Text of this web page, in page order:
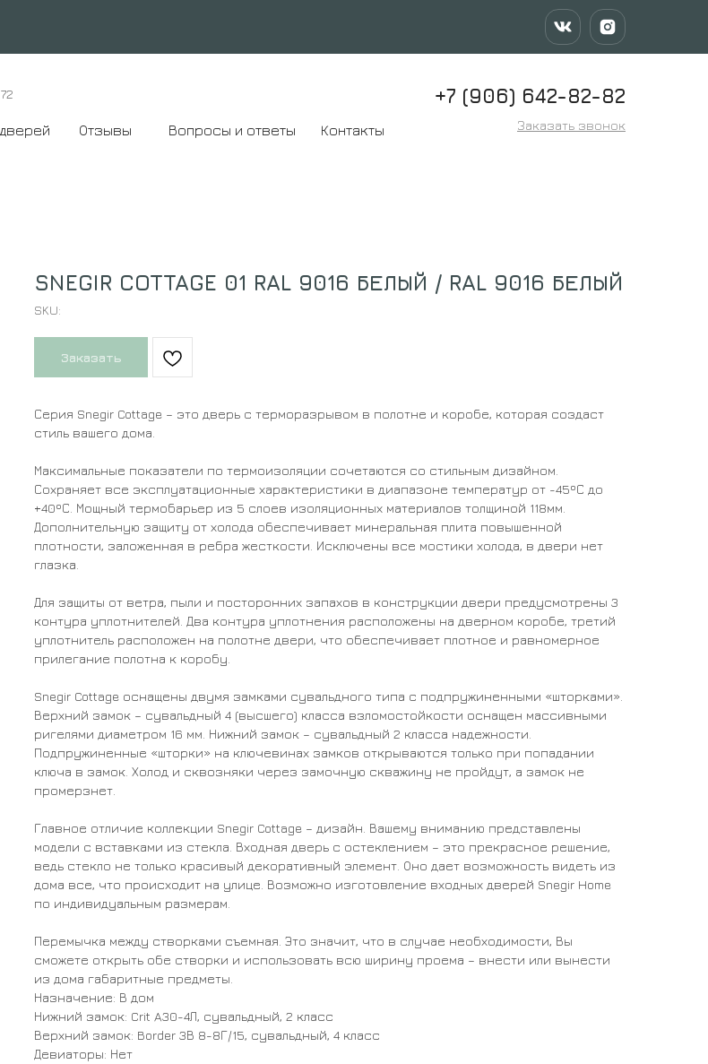
Отзывы Контакты
Вопросы и ответы
+7 (906) 642-82-82
Заказать звонок
SNEGIR COTTAGE 01 RAL 9016 БЕЛЫЙ / RAL 9016 БЕЛЫЙ
SKU:
Заказать
Серия Snegir Cottage – это дверь с терморазрывом в полотне и коробе, которая создаст
стиль вашего дома.
Максимальные показатели по термоизоляции сочетаются со стильным дизайном.
Сохраняет все эксплуатационные характеристики в диапазоне температур от -45ºС до
+40ºС. Мощный термобарьер из 5 слоев изоляционных материалов толщиной 118мм.
Дополнительную защиту от холода обеспечивает минеральная плита повышенной
плотности, заложенная в ребра жесткости. Исключены все мостики холода, в двери нет
глазка.
Для защиты от ветра, пыли и посторонних запахов в конструкции двери предусмотрены 3
контура уплотнителей. Два контура уплотнения расположены на дверном коробе, третий
уплотнитель расположен на полотне двери, что обеспечивает плотное и равномерное
прилегание полотна к коробу.
Snegir Cottage оснащены двумя замками сувальдного типа с подпружиненными «шторками».
Верхний замок – сувальдный 4 (высшего) класса взломостойкости оснащен массивными
ригелями диаметром 16 мм. Нижний замок – сувальдный 2 класса надежности.
Подпружиненные «шторки» на ключевинах замков открываются только при попадании
ключа в замок. Холод и сквозняки через замочную скважину не пройдут, а замок не
промерзнет.
Главное отличие коллекции Snegir Cottage – дизайн. Вашему вниманию представлены
модели с вставками из стекла. Входная дверь с остеклением – это прекрасное решение,
ведь стекло не только красивый декоративный элемент. Оно дает возможность видеть из
дома все, что происходит на улице. Возможно изготовление входных дверей Snegir Home
по индивидуальным размерам.
Перемычка между створками съемная. Это значит, что в случае необходимости, Вы
сможете открыть обе створки и использовать всю ширину проема – внести или вынести
из дома габаритные предметы.
Назначение: В дом
Нижний замок: Crit A30-4Л, сувальдный, 2 класс
Верхний замок: Border 3В 8-8Г/15, сувальдный, 4 класс
Девиаторы: Нет